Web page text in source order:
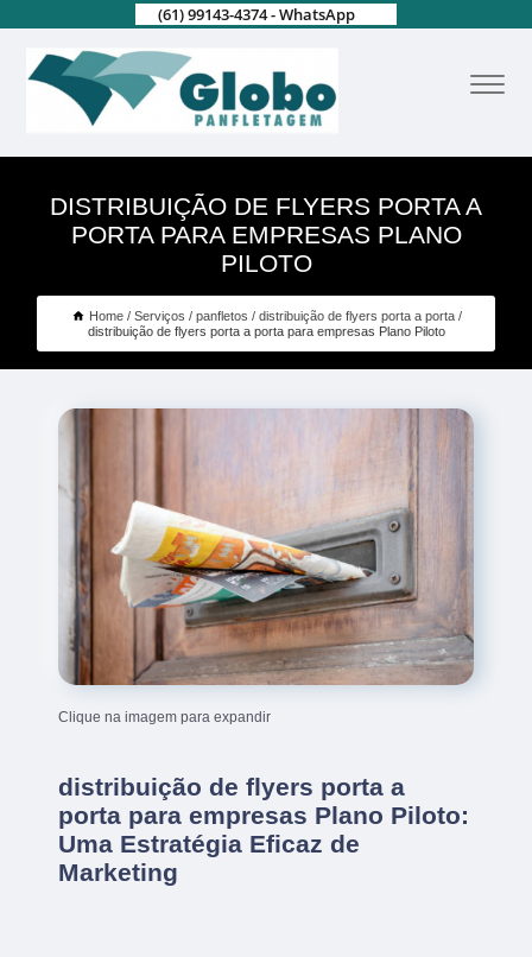
(61) 99143-4374 - WhatsApp
DISTRIBUIÇÃO DE FLYERS PORTA A
PORTA PARA EMPRESAS PLANO
PILOTO
Home Serviços panfletos
distribuição de flyers porta a porta
distribuição de flyers porta a porta para empresas Plano Piloto
Clique na imagem para expandir
distribuição de flyers porta a
porta para empresas Plano Piloto:
Uma Estratégia Eficaz de
Marketing